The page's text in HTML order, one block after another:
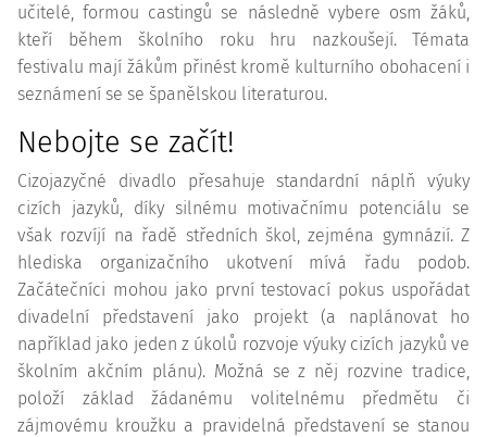
učitelé, formou castingů se následně vybere osm žáků,
kteří během školního roku hru nazkoušejí. Témata
festivalu mají žákům přinést kromě kulturního obohacení i
seznámení se se španělskou literaturou.
Nebojte se začít!
Cizojazyčné divadlo přesahuje standardní náplň výuky
cizích jazyků, díky silnému motivačnímu potenciálu se
však rozvíjí na řadě středních škol, zejména gymnázií. Z
hlediska organizačního ukotvení mívá řadu podob.
Začátečníci mohou jako první testovací pokus uspořádat
divadelní představení jako projekt (a naplánovat ho
například jako jeden z úkolů rozvoje výuky cizích jazyků ve
školním akčním plánu). Možná se z něj rozvine tradice,
položí základ žádanému volitelnému předmětu či
zájmovému kroužku a pravidelná představení se stanou